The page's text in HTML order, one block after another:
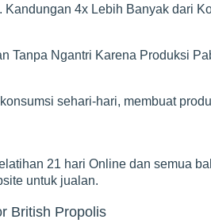
Kandungan 4x Lebih Banyak dari
Tanpa Ngantri Karena Produksi
sehari-hari, membuat
21 hari Online dan semua
untuk jualan.
British Propolis